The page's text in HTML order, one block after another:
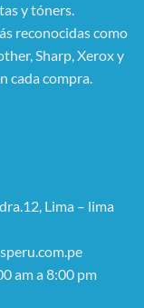
y tóners.
reconocidas como
Sharp, Xerox y
cada compra.
Lima – lima
am a 8:00 pm